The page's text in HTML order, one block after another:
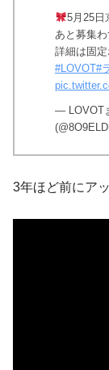
5月25日
あと募集
詳細は固
#LOVOT#
— LOVOT
3年ほど前にア